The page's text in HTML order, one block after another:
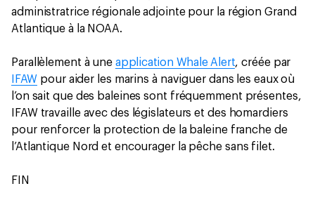
administratrice régionale adjointe pour la région Grand
Atlantique à la NOAA.
Parallèlement à une application Whale Alert, créée par
IFAW pour aider les marins à naviguer dans les eaux où
l’on sait que des baleines sont fréquemment présentes,
IFAW travaille avec des législateurs et des homardiers
pour renforcer la protection de la baleine franche de
l’Atlantique Nord et encourager la pêche sans filet.
FIN